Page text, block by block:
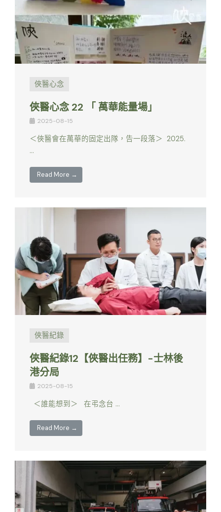
俠醫心念
俠醫心念 22 「 萬華能量場」
2025-08-15
＜俠醫會在萬華的固定出隊，告一段落＞ 2025.
…
Read More →
俠醫紀錄
俠醫紀錄12【俠醫出任務】-士林後
港分局
2025-08-15
＜誰能想到＞ 在弔念台 …
Read More →